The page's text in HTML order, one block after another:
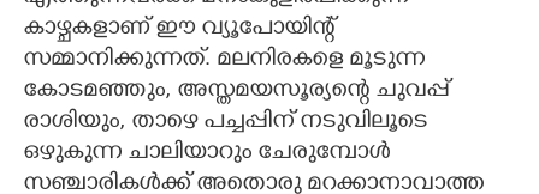
കാഴ്ചകളാണ് ഈ വ്യൂപോയിന്റ്
സമ്മാനിക്കുന്നത്. മലനിരകളെ മൂടുന്ന
കോടമഞ്ഞും, അസ്തമയസൂര്യന്റെ ചുവപ്പ്
രാശിയും, താഴെ പച്ചപ്പിന് നടുവിലൂടെ
ഒഴുകുന്ന ചാലിയാറും ചേരുമ്പോൾ
സഞ്ചാരികൾക്ക് അതൊരു മറക്കാനാവാത്ത